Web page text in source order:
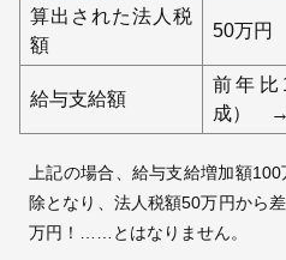
算出された法人税
額
50万円
給与支給額
前年比
成） →
上記の場合、給与支給増加額
除となり、法人税額50万円から
万円！……とはなりません。